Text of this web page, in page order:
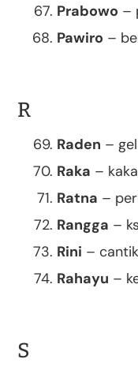
Prabowo –
Pawiro –
R
Raden –
Raka –
Ratna –
Rangga –
Rini –
Rahayu –
S